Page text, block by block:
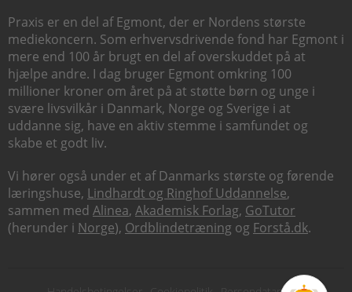
Praxis er en del af Egmont, der er Nordens største
mediekoncern. Som erhvervsdrivende fond har Egmont i
mere end 100 år brugt en del af overskuddet på at
hjælpe andre. I dag bruger Egmont omkring 100
millioner kroner om året på at støtte børn og unge i
svære livsvilkår i Danmark, Norge og Sverige i at
uddanne sig, have en aktiv stemme i samfundet og
skabe et godt liv.
Vi hører også under et af Danmarks største og førende
læringshuse, Lindhardt og Ringhof Uddannelse,
sammen med Alinea, Akademisk Forlag, GoTutor
(herunder i Norge), Ordblindetræning og Forstå.dk.